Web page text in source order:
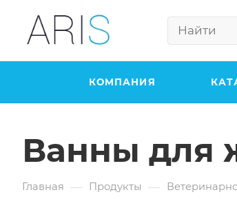
КОМПАНИЯ
Ванны для
Главная — Продукты —